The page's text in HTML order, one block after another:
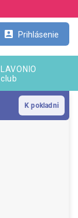
Prihlásenie
LAVONIO
club